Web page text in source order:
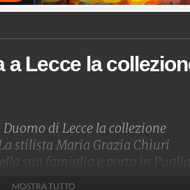
a Lecce la
di Lecce la collezione
stilista Maria Grazia Chiuri
sua famiglia e porta in Puglia
MOSTRA TUTTO